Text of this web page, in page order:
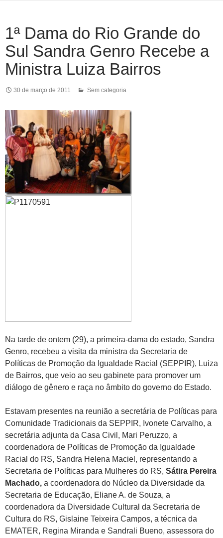
1ª Dama do Rio Grande do
Sul Sandra Genro Recebe a
Ministra Luiza Bairros
30 de março de 2011 Sem categoria
Na tarde de ontem (29), a primeira-dama do estado, Sandra
Genro, recebeu a visita da ministra da Secretaria de
Políticas de Promoção da Igualdade Racial (SEPPIR), Luiza
de Bairros, que veio ao seu gabinete para promover um
diálogo de gênero e raça no âmbito do governo do Estado.
Estavam presentes na reunião a secretária de Políticas para
Comunidade Tradicionais da SEPPIR, Ivonete Carvalho, a
secretária adjunta da Casa Civil, Mari Peruzzo, a
coordenadora de Políticas de Promoção da Igualdade
Racial do RS, Sandra Helena Maciel, representando a
Secretaria de Políticas para Mulheres do RS, Sátira Pereira
Machado, a coordenadora do Núcleo da Diversidade da
Secretaria de Educação, Eliane A. de Souza, a
coordenadora da Diversidade Cultural da Secretaria de
Cultura do RS, Gislaine Teixeira Campos, a técnica da
EMATER, Regina Miranda e Sandrali Bueno, assessora do